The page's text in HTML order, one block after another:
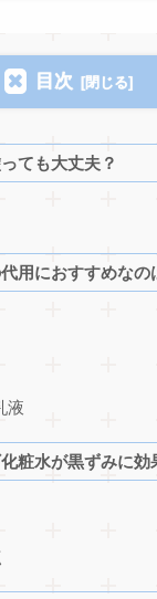
目次
ても大丈夫？
用におすすめなの
液
粧水が黒ずみに効